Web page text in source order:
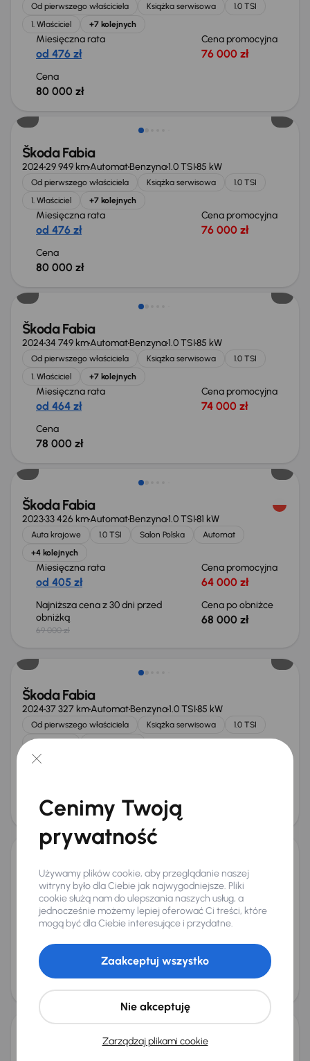
Od pierwszego właściciela Książka serwisowa
1.0 TSI
1. Właściciel
+7 kolejnych
Miesięczna rata
od 476 zł
Cena promocyjna
76 000 zł
Cena
80 000 zł
Od nowego taniej o 15 200 zł
Škoda Fabia
202429 949 kmAutomatBenzyna1.0 TSI85 kW
Od pierwszego właściciela Książka serwisowa
1.0 TSI
1. Właściciel
+7 kolejnych
Miesięczna rata
od 476 zł
Cena promocyjna
76 000 zł
Cena
80 000 zł
Od nowego taniej o 17 200 zł
Škoda Fabia
202434 749 kmAutomatBenzyna1.0 TSI85 kW
Od pierwszego właściciela Książka serwisowa
1.0 TSI
1. Właściciel
+7 kolejnych
Miesięczna rata
od 464 zł
Cena promocyjna
74 000 zł
Cena
78 000 zł
Taniej o 1 000 zł
Škoda Fabia
202333 426 kmAutomatBenzyna1.0 TSI81 kW
Auta krajowe 1.0 TSI Salon Polska
Automat
+4 kolejnych
Miesięczna rata
od 405 zł
Cena promocyjna
64 000 zł
Najniższa cena z 30 dni przed
obniżką
69 000 zł
Cena po obniżce
68 000 zł
Škoda Fabia
202437 327 kmAutomatBenzyna1.0 TSI85 kW
Od pierwszego właściciela Książka serwisowa
1.0 TSI
1. Właściciel
Miesięczna rata
78 000 zł
Możliwość odliczenia VAT
Škoda Fabia
202171 457 kmBenzyna1.0 TSI 81 kW
Auta krajowe 1.0 TSI Salon Polska
VAT 23%
+4 kolejnych
od 354 zł 56 500 zł
Cena
Od nowego taniej o 15 700 zł
Cenimy Twoją
prywatność
Używamy plików cookie, aby przeglądanie naszej
witryny było dla Ciebie jak najwygodniejsze. Pliki
cookie służą nam do ulepszania naszych usług, a
jednocześnie możemy lepiej oferować Ci treści, które
mogą być dla Ciebie interesujące i przydatne.
Zarządzaj plikami cookie
Nie akceptuję
Zaakceptuj wszystko